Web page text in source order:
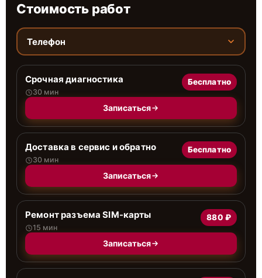
Стоимость работ
Телефон
Срочная диагностика
30 мин
Бесплатно
Записаться
Доставка в сервис и обратно
30 мин
Бесплатно
Записаться
Ремонт разъема SIM-карты
15 мин
880 ₽
Записаться